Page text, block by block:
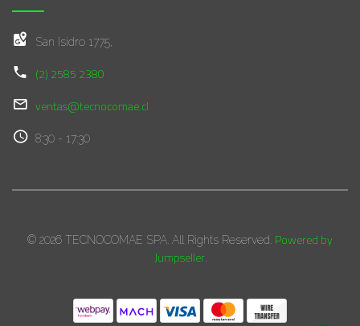
San Isidro 1775,
(2) 2585 2380
ventas@tecnocomae.cl
8:30 - 17:30
© 2026 TECNOCOMAE SPA. All Rights Reserved. Powered by
Jumpseller.